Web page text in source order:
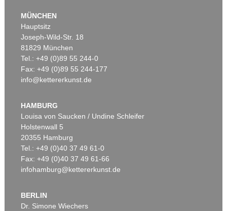
MÜNCHEN
Hauptsitz
Joseph-Wild-Str. 18
81829 München
Tel.: +49 (0)89 55 244-0
Fax: +49 (0)89 55 244-177
info@kettererkunst.de
HAMBURG
Louisa von Saucken / Undine Schleifer
Holstenwall 5
20355 Hamburg
Tel.: +49 (0)40 37 49 61-0
Fax: +49 (0)40 37 49 61-66
infohamburg@kettererkunst.de
BERLIN
Dr. Simone Wiechers